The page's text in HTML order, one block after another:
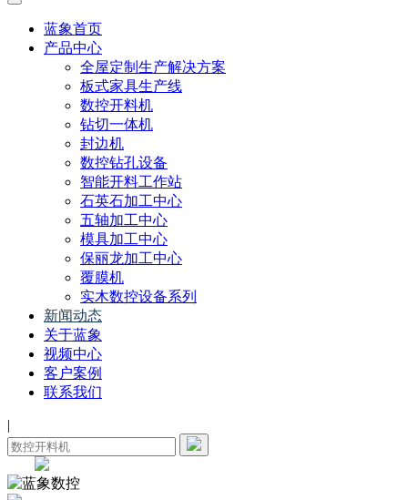
蓝象首页
产品中心
全屋定制生产解决方案
板式家具生产线
数控开料机
钻切一体机
封边机
数控钻孔设备
智能开料工作站
石英石加工中心
五轴加工中心
模具加工中心
保丽龙加工中心
覆膜机
实木数控设备系列
新闻动态
关于蓝象
视频中心
客户案例
联系我们
|